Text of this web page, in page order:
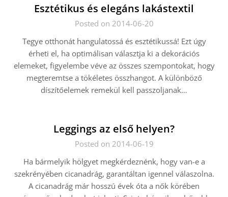
Esztétikus és elegáns lakástextil
Posted on 2014-06-20
Tegye otthonát hangulatossá és esztétikussá! Ezt úgy
érheti el, ha optimálisan választja ki a dekorációs
elemeket, figyelembe véve az összes szempontokat, hogy
megteremtse a tökéletes összhangot. A különböző
díszítőelemek remekül kell passzoljanak…
Leggings az első helyen?
Posted on 2014-06-19
Ha bármelyik hölgyet megkérdeznénk, hogy van-e a
szekrényében cicanadrág, garantáltan igennel válaszolna.
A cicanadrág már hosszú évek óta a nők körében